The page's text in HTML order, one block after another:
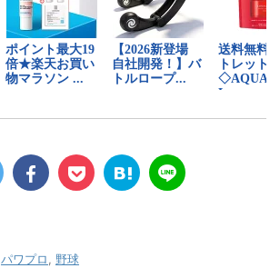
パワプロ, 野球